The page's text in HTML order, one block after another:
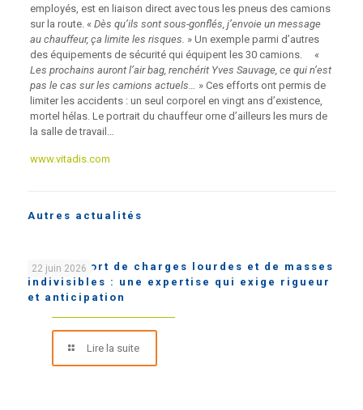
employés, est en liaison direct avec tous les pneus des camions
sur la route. «Dès qu’ils sont sous-gonflés, j’envoie un message
au chauffeur, ça limite les risques. » Un exemple parmi d’autres
des équipements de sécurité qui équipent les 30 camions. «
Les prochains auront l’air bag, renchérit Yves Sauvage, ce qui n’est
pas le cas sur les camions actuels…
» Ces efforts ont permis de
limiter les accidents : un seul corporel en vingt ans d’existence,
mortel hélas. Le portrait du chauffeur orne d’ailleurs les murs de
la salle de travail…
www.vitadis.com
Autres actualités
22 juin 2026
Le transport de charges lourdes et de masses
indivisibles : une expertise qui exige rigueur
et anticipation
Lire la suite